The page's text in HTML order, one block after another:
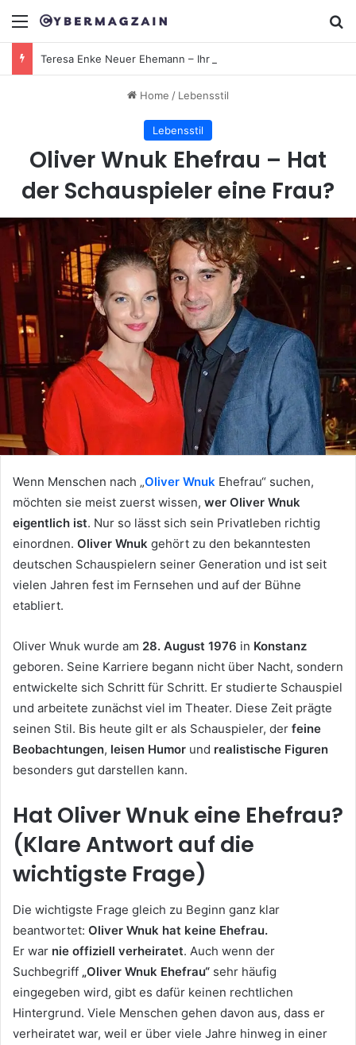
Menu
Home / Lebensstil
Lebensstil
Oliver Wnuk Ehefrau – Hat
der Schauspieler eine Frau?
Wenn Menschen nach „Oliver Wnuk Ehefrau“ suchen,
möchten sie meist zuerst wissen, wer Oliver Wnuk
eigentlich ist. Nur so lässt sich sein Privatleben richtig
einordnen. Oliver Wnuk gehört zu den bekanntesten
deutschen Schauspielern seiner Generation und ist seit
vielen Jahren fest im Fernsehen und auf der Bühne
etabliert.
Oliver Wnuk wurde am 28. August 1976 in Konstanz
geboren. Seine Karriere begann nicht über Nacht, sondern
entwickelte sich Schritt für Schritt. Er studierte Schauspiel
und arbeitete zunächst viel im Theater. Diese Zeit prägte
seinen Stil. Bis heute gilt er als Schauspieler, der feine
Beobachtungen, leisen Humor und realistische Figuren
besonders gut darstellen kann.
Hat Oliver Wnuk eine Ehefrau?
(Klare Antwort auf die
wichtigste Frage)
Die wichtigste Frage gleich zu Beginn ganz klar
beantwortet: Oliver Wnuk hat keine Ehefrau.
Er war nie offiziell verheiratet. Auch wenn der
Suchbegriff „Oliver Wnuk Ehefrau“ sehr häufig
eingegeben wird, gibt es dafür keinen rechtlichen
Hintergrund. Viele Menschen gehen davon aus, dass er
verheiratet war, weil er über viele Jahre hinweg in einer